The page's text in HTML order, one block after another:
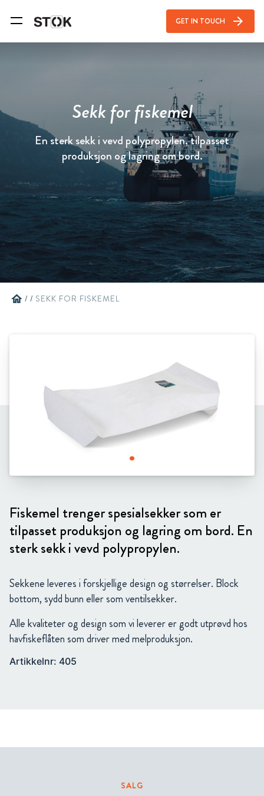
GET IN TOUCH arrow_forward
Sekk for fiskemel
En sterk sekk i vevd polypropylen, tilpasset
produksjon og lagring om bord.
home / / SEKK FOR FISKEMEL
Fiskemel trenger spesialsekker som er
tilpasset produksjon og lagring om bord. En
sterk sekk i vevd polypropylen.
Sekkene leveres i forskjellige design og størrelser. Block
bottom, sydd bunn eller som ventilsekker.
Alle kvaliteter og design som vi leverer er godt utprøvd hos
havfiskeflåten som driver med melproduksjon.
Artikkelnr: 405
SALG